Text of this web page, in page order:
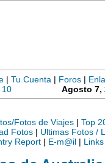
| Tu Cuenta | Foros |
10 Agosto 7,
Fotos de Viajes | Top
Fotos | Ultimas Fotos /
Report | E-m@il | Links